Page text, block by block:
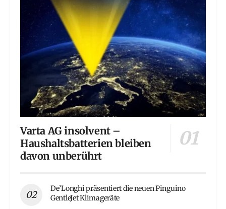
Varta AG insolvent –
Haushaltsbatterien bleiben
davon unberührt
De’Longhi präsentiert die neuen Pinguino
GentleJet Klimageräte